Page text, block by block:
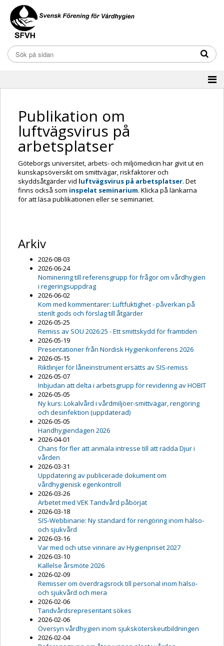
Publikation om
luftvägsvirus på
arbetsplatser
Göteborgs universitet, arbets- och miljömedicin har givit ut en
kunskapsöversikt om smittvägar, riskfaktorer och
skyddsåtgärder vid luftvägsvirus på arbetsplatser. Det
finns också som inspelat seminarium. Klicka på länkarna
för att läsa publikationen eller se seminariet.
Arkiv
2026-08-03
2026-06-24
Nominering till referensgrupp för frågor om vårdhygien
i regeringsuppdrag
2026-06-02
Kom med kommentarer: Luftfuktighet - påverkan på
sterilt gods och förslag till åtgärder
2026-05-25
Remiss av SOU 2026:25 - Ett smittskydd för framtiden
2026-05-19
Presentationer från Nordisk Hygienkonferens 2026
2026-05-15
Riktlinjer för låneinstrument ersätts av SIS-remiss
2026-05-07
Inbjudan att delta i arbetsgrupp för revidering av HOBIT
2026-05-05
Ny kurs: Lokalvård i vårdmiljöer-smittvägar, rengöring
och desinfektion (uppdaterad)
2026-05-05
Handhygiendagen 2026
2026-04-01
Chans för fler att anmäla intresse till att rädda Djur i
vården
2026-03-31
Uppdatering av publicerade dokument om
vårdhygienisk egenkontroll
2026-03-26
Arbetet med VEK Tandvård påbörjat
2026-03-18
SIS-Webbinarie: Ny standard för rengöring inom hälso-
och sjukvård
2026-03-16
Var med och utse vinnare av Hygienpriset 2027
2026-03-10
Kallelse årsmöte 2026
2026-02-09
Remisser om överdragsrock till personal inom hälso-
och sjukvård och mera
2026-02-06
Tandvårdsrepresentant sökes
2026-02-06
Översyn vårdhygien inom sjuksköterskeutbildningen
2026-02-04